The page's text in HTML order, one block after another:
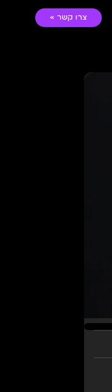
צרו קשר »